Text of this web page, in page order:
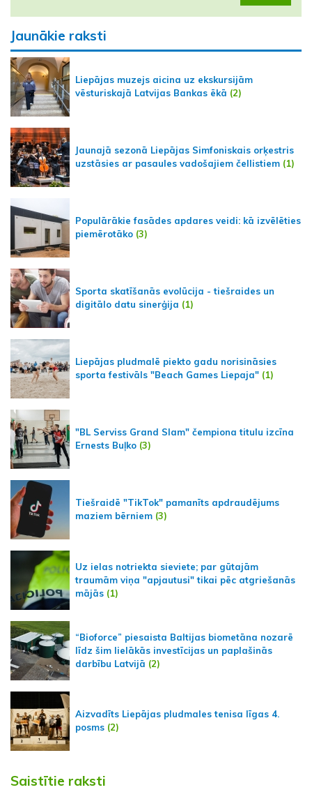
Jaunākie raksti
Liepājas muzejs aicina uz ekskursijām
vēsturiskajā Latvijas Bankas ēkā (2)
Jaunajā sezonā Liepājas Simfoniskais orķestris
uzstāsies ar pasaules vadošajiem čellistiem (1)
Populārākie fasādes apdares veidi: kā izvēlēties
piemērotāko (3)
Sporta skatīšanās evolūcija - tiešraides un
digitālo datu sinerģija (1)
Liepājas pludmalē piekto gadu norisināsies
sporta festivāls "Beach Games Liepaja" (1)
"BL Serviss Grand Slam" čempiona titulu izcīna
Ernests Buļko (3)
Tiešraidē "TikTok" pamanīts apdraudējums
maziem bērniem (3)
Uz ielas notriekta sieviete; par gūtajām
traumām viņa "apjautusi" tikai pēc atgriešanās
mājās (1)
“Bioforce” piesaista Baltijas biometāna nozarē
līdz šim lielākās investīcijas un paplašinās
darbību Latvijā (2)
Aizvadīts Liepājas pludmales tenisa līgas 4.
posms (2)
Saistītie raksti